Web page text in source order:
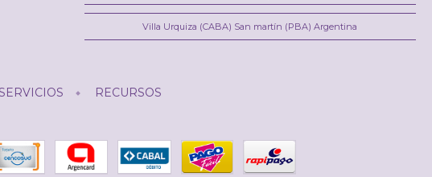
Villa Urquiza (CABA) San martín (PBA) Argentina
RECURSOS